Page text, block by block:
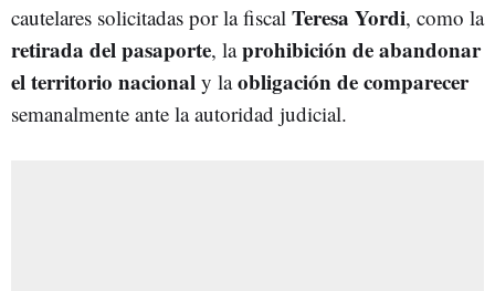
cautelares solicitadas por la fiscal Teresa Yordi, como la
retirada del pasaporte, laprohibición de abandonar
el territorio nacional y laobligación de comparecer
semanalmente ante la autoridad judicial.